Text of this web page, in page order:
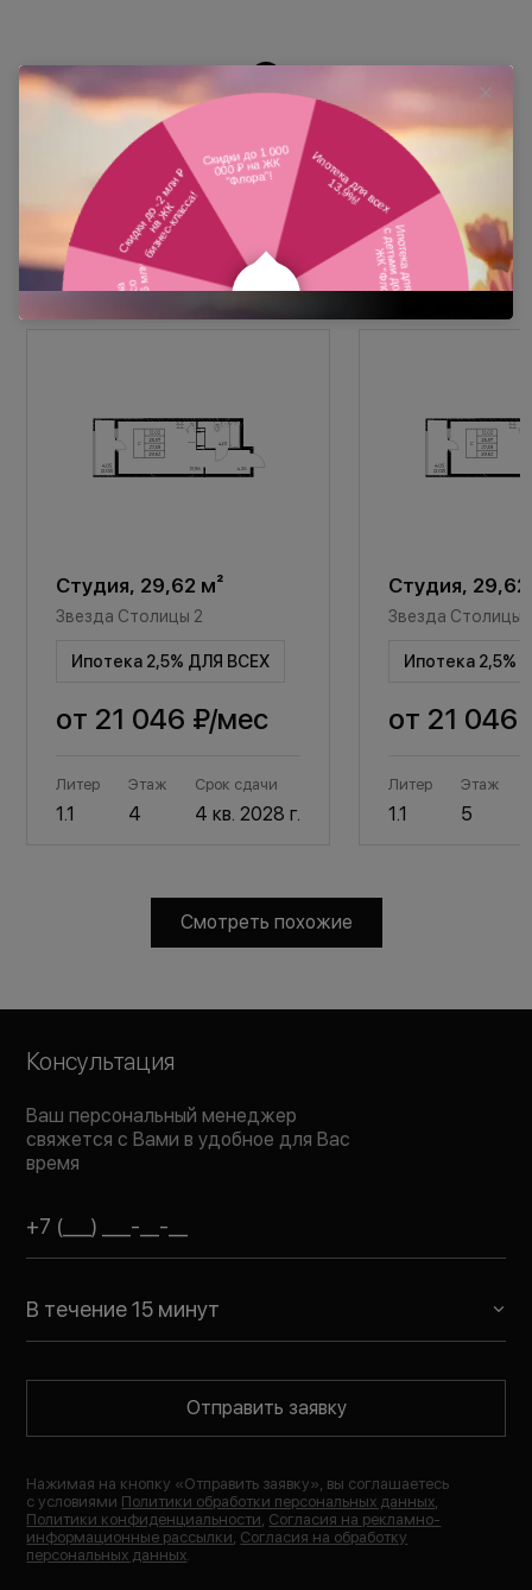
Похожие планировки
Студия, 29,62 м²
Звезда Столицы 2
Ипотека 2,5% ДЛЯ ВСЕХ
от 21 046 ₽/мес
Литер
1.1
Этаж
4
Срок сдачи
4 кв. 2028 г.
Студия, 29,62
Звезда Столицы
Ипотека 2,5%
от 21 046
Литер
1.1
Этаж
5
Смотреть похожие
Консультация
Ваш персональный менеджер
свяжется с Вами в удобное для Вас
время
В течение 15 минут
Отправить заявку
Нажимая на кнопку «Отправить заявку», вы соглашаетесь
с условиями Политики обработки персональных данных
Политики конфиденциальности Согласия на рекламно-
информационные рассылки Согласия на обработку
персональных данных